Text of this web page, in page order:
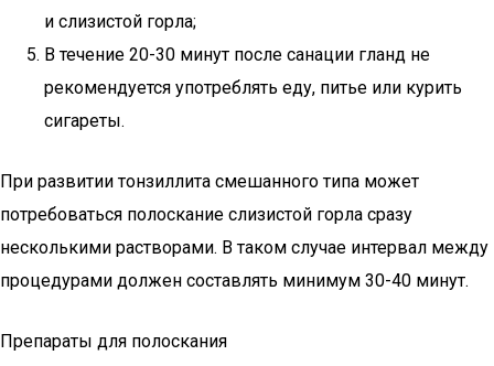
и слизистой горла;
В течение 20-30 минут после санации гланд не
рекомендуется употреблять еду, питье или курить
сигареты.
При развитии тонзиллита смешанного типа может
потребоваться полоскание слизистой горла сразу
несколькими растворами. В таком случае интервал между
процедурами должен составлять минимум 30-40 минут.
Препараты для полоскания